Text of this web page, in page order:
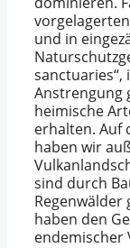
und in
Anstrengung
heimische
erhalten. Auf
haben wir
sind durch
Regenwälder
haben den
endemischer